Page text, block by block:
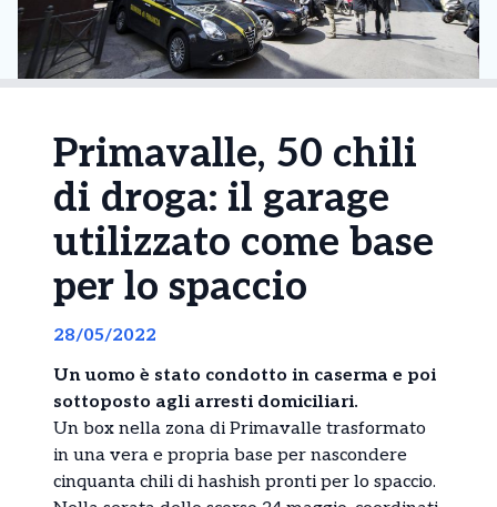
Primavalle, 50 chili
di droga: il garage
utilizzato come base
per lo spaccio
28/05/2022
Un uomo è stato condotto in caserma e poi
sottoposto agli arresti domiciliari.
Un box nella zona di Primavalle trasformato
in una vera e propria base per nascondere
cinquanta chili di hashish pronti per lo spaccio.